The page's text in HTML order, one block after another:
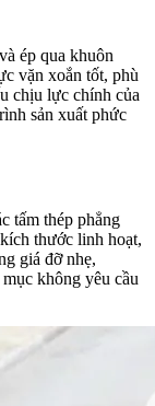
ép qua khuôn
vặn xoắn tốt, phù
chịu lực chính của
sản xuất phức
tấm thép phẳng
thước linh hoạt,
giá đỡ nhẹ,
không yêu cầu